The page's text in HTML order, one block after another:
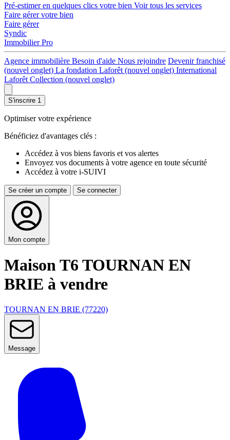
Pré-estimer en quelques clics votre bien Voir tous les services
Faire gérer votre bien
Faire gérer
Syndic
Immobilier Pro
Agence immobilière Besoin d'aide Nous rejoindre Devenir franchisé
(nouvel onglet) La fondation Laforêt (nouvel onglet) International
Laforêt Collection (nouvel onglet)
S'inscrire 1
Optimiser votre expérience
Bénéficiez d'avantages clés :
Accédez à vos biens favoris et vos alertes
Envoyez vos documents à votre agence en toute sécurité
Accédez à votre i-SUIVI
Se créer un compte Se connecter
Mon compte
Maison T6 TOURNAN EN
BRIE à vendre
TOURNAN EN BRIE (77220)
Message